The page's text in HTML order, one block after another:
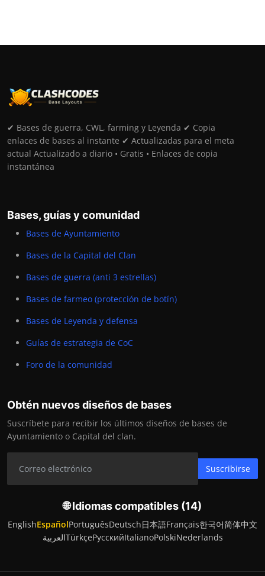
✔ Bases de guerra, CWL, farming y Leyenda ✔ Copia
enlaces de bases al instante ✔ Actualizadas para el meta
actual Actualizado a diario • Gratis • Enlaces de copia
instantánea
Bases, guías y comunidad
Bases de Ayuntamiento
Bases de la Capital del Clan
Bases de guerra (anti 3 estrellas)
Bases de farmeo (protección de botín)
Bases de Leyenda y defensa
Guías de estrategia de CoC
Foro de la comunidad
Obtén nuevos diseños de bases
Suscríbete para recibir los últimos diseños de bases de
Ayuntamiento o Capital del clan.
Suscribirse
🌐 Idiomas compatibles (14)
EnglishEspañolPortuguêsDeutsch日本語Français한국어简体中文
العربيةTürkçeРусскийItalianoPolskiNederlands